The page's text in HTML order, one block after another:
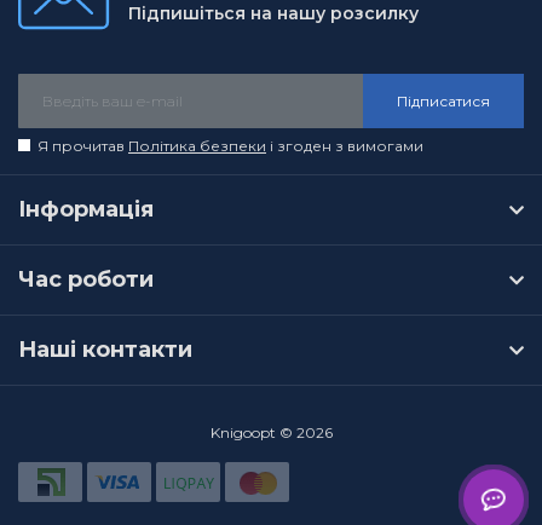
Підпишіться на нашу розсилку
Підписатися
Я прочитав Політика безпеки і згоден з вимогами
Інформація
Час роботи
Наші контакти
Knigoopt © 2026